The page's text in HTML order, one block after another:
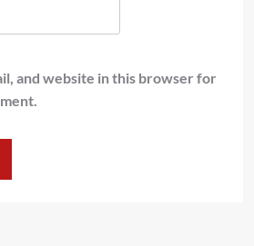
and website in this browser for